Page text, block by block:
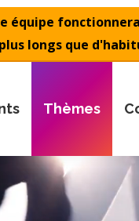
longs que
Thèmes